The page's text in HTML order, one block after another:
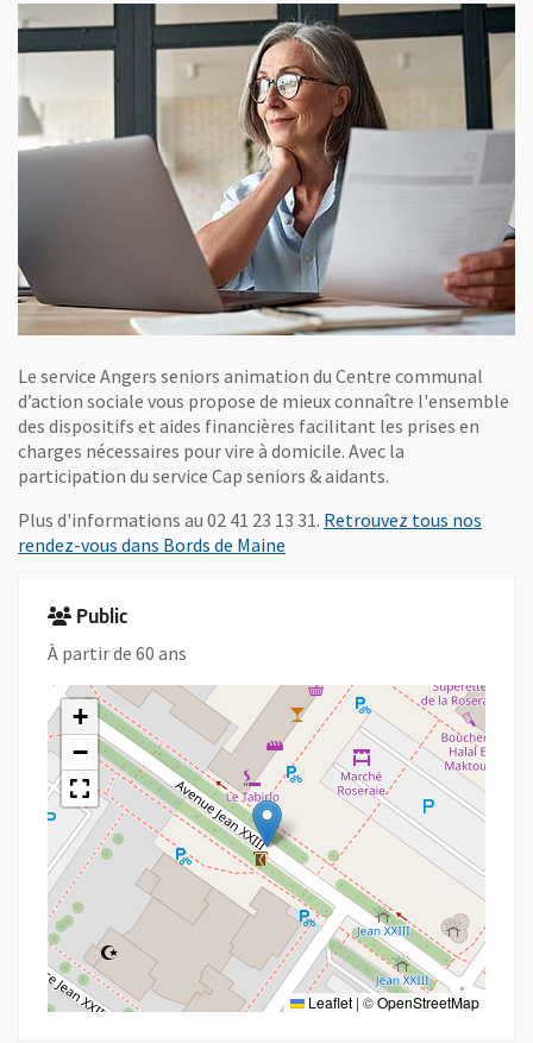
Le service Angers seniors animation du Centre communal
d’action sociale vous propose de mieux connaître l'ensemble
des dispositifs et aides financières facilitant les prises en
charges nécessaires pour vire à domicile. Avec la
participation du service Cap seniors & aidants.
Plus d'informations au 02 41 23 13 31. Retrouvez tous nos
rendez-vous dans Bords de Maine
Public
À partir de 60 ans
+
−
Leaflet | ©OpenStreetMap